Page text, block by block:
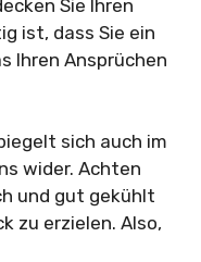
Sie Ihren
ist, dass Sie ein
Ihren Ansprüchen
sich auch im
wider. Achten
und gut gekühlt
zu erzielen. Also,